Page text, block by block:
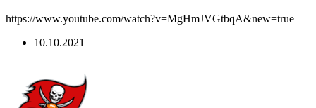
https://www.youtube.com/watch?v=MgHmJVGtbqA&new=true
10.10.2021